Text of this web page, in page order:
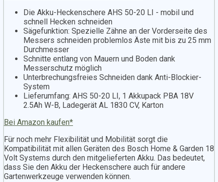
Die Akku-Heckenschere AHS 50-20 LI - mobil und
schnell Hecken schneiden
Sägefunktion: Spezielle Zähne an der Vorderseite des
Messers schneiden problemlos Äste mit bis zu 25 mm
Durchmesser
Schnitte entlang von Mauern und Boden dank
Messerschutz möglich
Unterbrechungsfreies Schneiden dank Anti-Blockier-
System
Lieferumfang: AHS 50-20 LI, 1 Akkupack PBA 18V
2.5Ah W-B, Ladegerät AL 1830 CV, Karton
Bei Amazon kaufen*
Für noch mehr Flexibilität und Mobilität sorgt die
Kompatibilität mit allen Geräten des Bosch Home & Garden 18
Volt Systems durch den mitgelieferten Akku. Das bedeutet,
dass Sie den Akku der Heckenschere auch für andere
Gartenwerkzeuge verwenden können.